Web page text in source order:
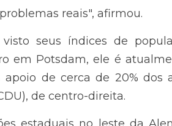
o segundo partido
e fica atrás apenas da
no leste da Alemanha, onde
primeiro governador.